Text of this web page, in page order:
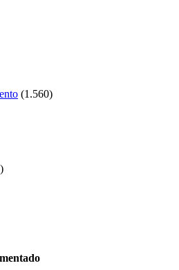
(1.560)